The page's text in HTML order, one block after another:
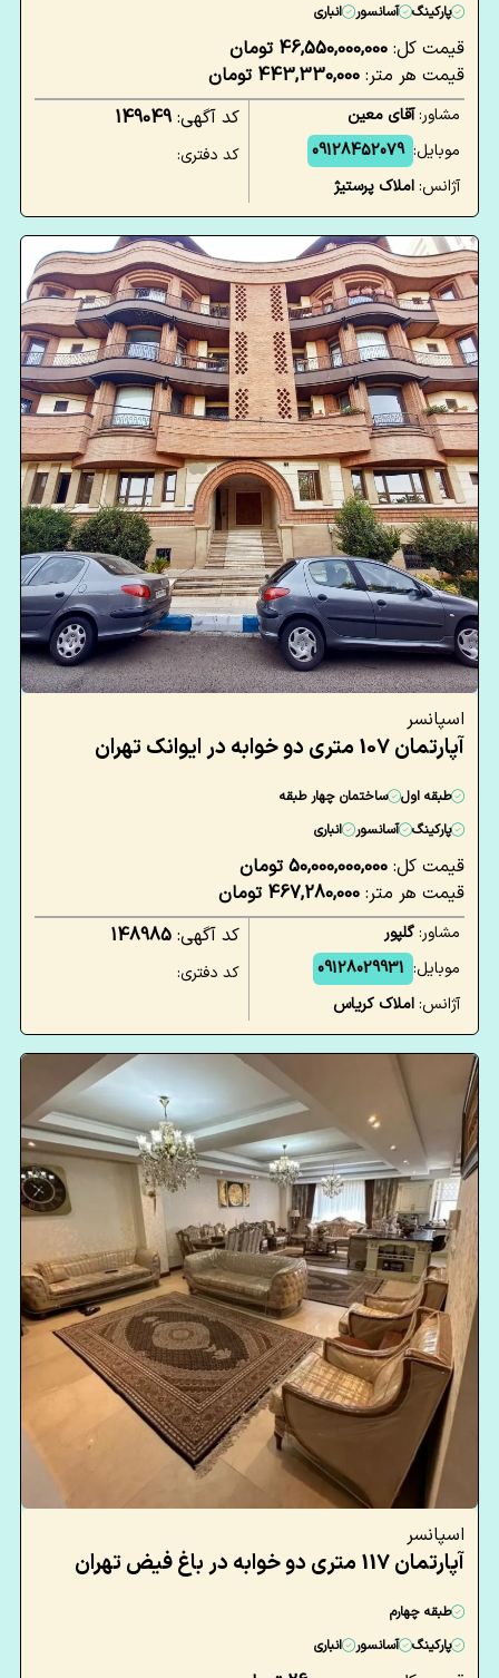
پارکینگ
آسانسور انباری
قیمت کل: 46,550,000,000 تومان
قیمت هر متر: 443,330,000 تومان
مشاور:آقای معین
موبایل: 09128452079
آژانس:املاک پرستیژ
کد آگهی:149049
کد دفتری:
اسپانسر
آپارتمان 107 متری دو خوابه در ایوانک تهران
طبقه اول
ساختمان چهار طبقه
پارکینگ
آسانسور انباری
قیمت کل: 50,000,000,000 تومان
قیمت هر متر: 467,280,000 تومان
مشاور:گلپور
موبایل: 09128029931
آژانس:املاک کریاس
کد آگهی: 148985
کد دفتری:
اسپانسر
آپارتمان 117 متری دو خوابه در باغ فیض تهران
طبقه چهارم
پارکینگ
آسانسور انباری